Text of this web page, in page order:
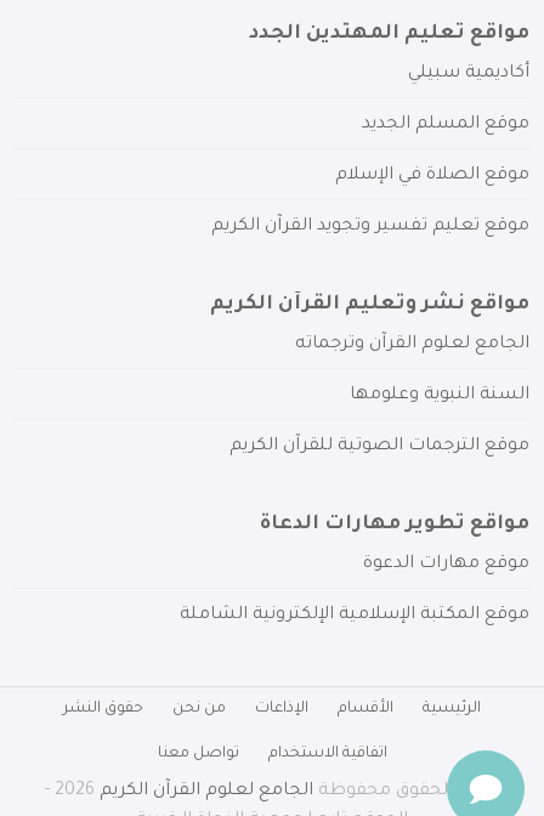
مواقع تعليم المهتدين الجدد
أكاديمية سبيلي
موقع المسلم الجديد
موقع الصلاة في الإسلام
موقع تعليم تفسير وتجويد القرآن الكريم
مواقع نشر وتعليم القرآن الكريم
الجامع لعلوم القرآن وترجماته
السنة النبوية وعلومها
موقع الترجمات الصوتية للقرآن الكريم
مواقع تطوير مهارات الدعاة
موقع مهارات الدعوة
موقع المكتبة الإسلامية الإلكترونية الشاملة
الرئيسية الأقسام الإذاعات من نحن حقوق النشر
اتفاقية الاستخدام تواصل معنا
جميع الحقوق محفوظة الجامع لعلوم القرآن الكريم
2026 -